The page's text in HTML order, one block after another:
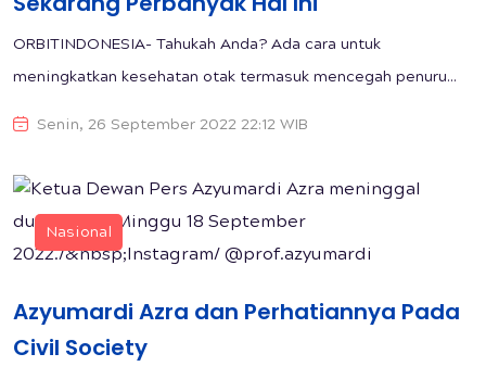
ORBITINDONESIA- Tahukah Anda? Ada cara untuk
meningkatkan kesehatan otak termasuk mencegah penuru...
Senin, 26 September 2022 22:12 WIB
Nasional
Azyumardi Azra dan Perhatiannya Pada
Civil Society